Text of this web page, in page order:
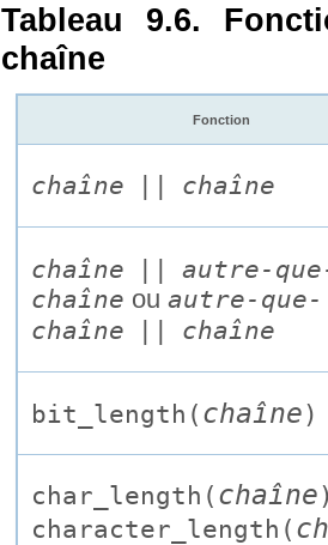
Tableau 9.6.
chaîne
Fonction
chaîne || chaîne
chaîne ||
autre-
chaîne ou autre-que-
chaîne
|| chaîne
bit_length( chaîne)
char_length( chaîne
character_length(